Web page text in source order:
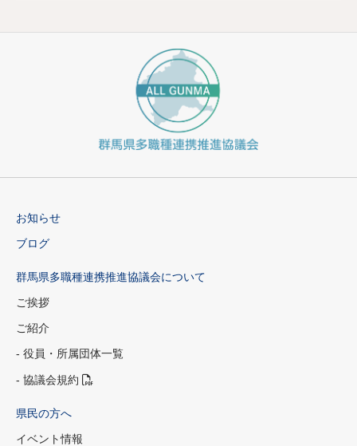
お知らせ
ブログ
群馬県多職種連携推進協議会について
ご挨拶
ご紹介
- 役員・所属団体一覧
- 協議会規約
県民の方へ
イベント情報